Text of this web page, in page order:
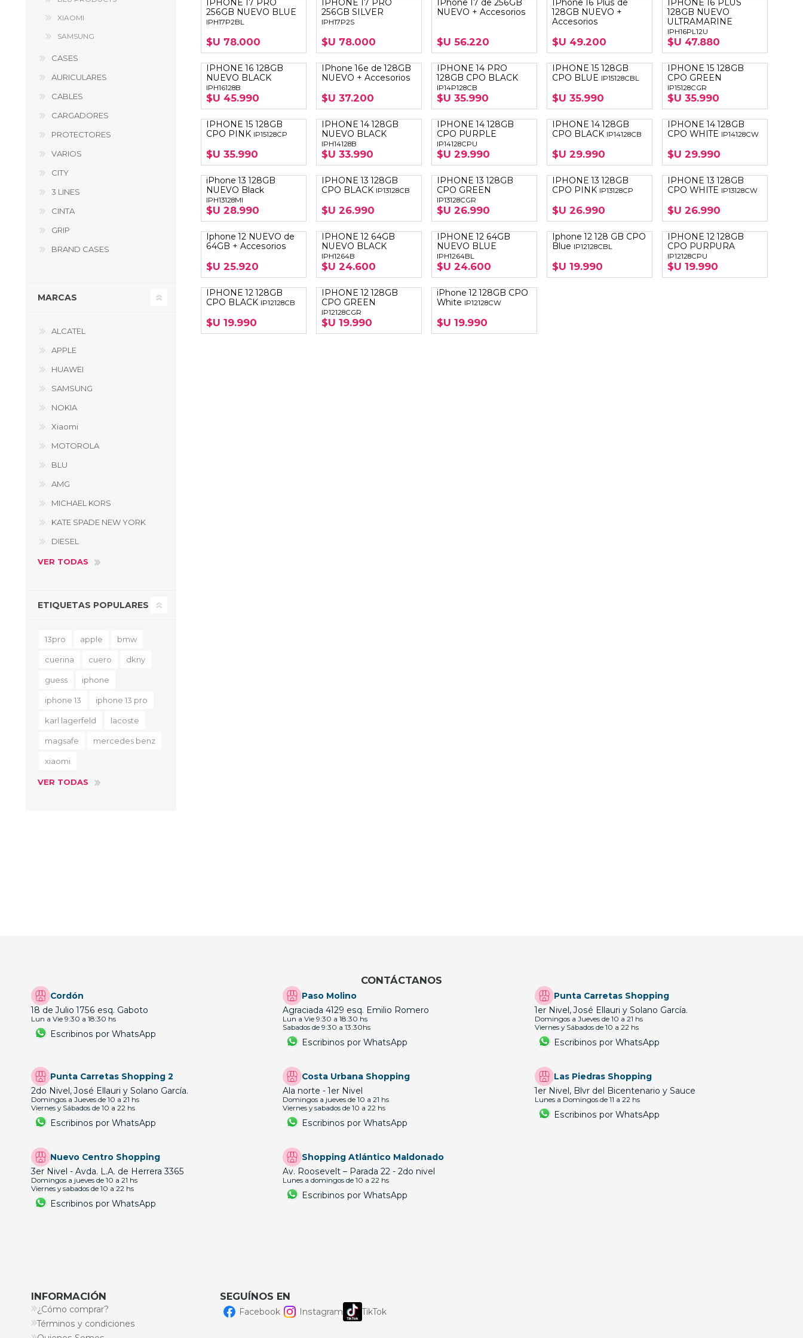
GUESS
HUGO BOSS
KARL LAGERFELD
LACOSTE
MERCEDES BENZ - AMG
SAMSUNG
LAPTOP BAG
BUMPER
TPU MAGSAFE
LEATHER CASE MAGSAFE
SILICONA MAGSAFE SIMIL
ORIGINAL IPHONE
SILICONA MAGSAFE
NOTEBOOK LAPIZ PEN
Nuevo Centro Shopping
Atlántico Shopping - Maldonado
IPHONE 17 PRO
256GB NUEVO BLUE
IPH17P2BL
$U 78.000
IPHONE 17 PRO
256GB SILVER
IPH17P2S
$U 78.000
IPhone 17 de 256GB
NUEVO + Accesorios
$U 56.220
IPhone 16 Plus de
128GB NUEVO +
Accesorios
$U 49.200
IPHONE 16 PLUS
128GB NUEVO
ULTRAMARINE
IPH16PL12U
$U 47.880
IPHONE 16 128GB
NUEVO BLACK
IPH16128B
$U 45.990
IPhone 16e de 128GB
NUEVO + Accesorios
$U 37.200
IPHONE 14 PRO
128GB CPO BLACK
IP14P128CB
$U 35.990
IPHONE 15 128GB
CPO BLUE IP15128CBL
$U 35.990
IPHONE 15 128GB
CPO GREEN
IP15128CGR
$U 35.990
IPHONE 15 128GB
CPO PINK IP15128CP
$U 35.990
IPHONE 14 128GB
NUEVO BLACK
IPH14128B
$U 33.990
IPHONE 14 128GB
CPO PURPLE
IP14128CPU
$U 29.990
IPHONE 14 128GB
CPO BLACK IP14128CB
$U 29.990
IPHONE 14 128GB
CPO WHITE IP14128CW
$U 29.990
iPhone 13 128GB
NUEVO Black
IPH13128MI
$U 28.990
IPHONE 13 128GB
CPO BLACK IP13128CB
$U 26.990
IPHONE 13 128GB
CPO GREEN
IP13128CGR
$U 26.990
IPHONE 13 128GB
CPO PINK IP13128CP
$U 26.990
IPHONE 13 128GB
CPO WHITE IP13128CW
$U 26.990
Iphone 12 NUEVO de
64GB + Accesorios
$U 25.920
IPHONE 12 64GB
NUEVO BLACK
IPH1264B
$U 24.600
IPHONE 12 64GB
NUEVO BLUE
IPH1264BL
$U 24.600
Iphone 12 128 GB CPO
Blue IP12128CBL
$U 19.990
IPHONE 12 128GB
CPO PURPURA
IP12128CPU
$U 19.990
IPHONE 12 128GB
CPO BLACK IP12128CB
$U 19.990
IPHONE 12 128GB
CPO GREEN
IP12128CGR
$U 19.990
iPhone 12 128GB CPO
White IP12128CW
$U 19.990
XIAOMI
SAMSUNG
CASES
AURICULARES
CABLES
CARGADORES
PROTECTORES
VARIOS
CITY
3 LINES
CINTA
GRIP
BRAND CASES
MARCAS
ALCATEL
APPLE
HUAWEI
SAMSUNG
NOKIA
Xiaomi
MOTOROLA
BLU
AMG
MICHAEL KORS
KATE SPADE NEW YORK
DIESEL
VER TODAS
ETIQUETAS POPULARES
13pro apple bmw
cuerina cuero dkny
guess iphone
iphone 13 iphone 13 pro
karl lagerfeld lacoste
magsafe mercedes benz
xiaomi
VER TODAS
CONTÁCTANOS
Cordón
18 de Julio 1756 esq. Gaboto
Lun a Vie 9:30 a 18:30 hs
Escribinos por WhatsApp
Paso Molino
Agraciada 4129 esq. Emilio Romero
Lun a Vie 9:30 a 18:30 hs
Sabados de 9:30 a 13:30hs
Escribinos por WhatsApp
Punta Carretas Shopping
1er Nivel, José Ellauri y Solano García.
Domingos a Jueves de 10 a 21 hs
Viernes y Sábados de 10 a 22 hs
Escribinos por WhatsApp
Punta Carretas Shopping 2
2do Nivel, José Ellauri y Solano García.
Domingos a Jueves de 10 a 21 hs
Viernes y Sábados de 10 a 22 hs
Escribinos por WhatsApp
Costa Urbana Shopping
Ala norte - 1er Nivel
Domingos a jueves de 10 a 21 hs
Viernes y sabados de 10 a 22 hs
Escribinos por WhatsApp
Las Piedras Shopping
1er Nivel, Blvr del Bicentenario y Sauce
Lunes a Domingos de 11 a 22 hs
Escribinos por WhatsApp
Nuevo Centro Shopping
3er Nivel - Avda. L.A. de Herrera 3365
Domingos a jueves de 10 a 21 hs
Viernes y sabados de 10 a 22 hs
Escribinos por WhatsApp
Shopping Atlántico Maldonado
Av. Roosevelt – Parada 22 - 2do nivel
Lunes a domingos de 10 a 22 hs
Escribinos por WhatsApp
INFORMACIÓN
¿Cómo comprar?
Términos y condiciones
SEGUÍNOS EN
Facebook Instagram TikTok